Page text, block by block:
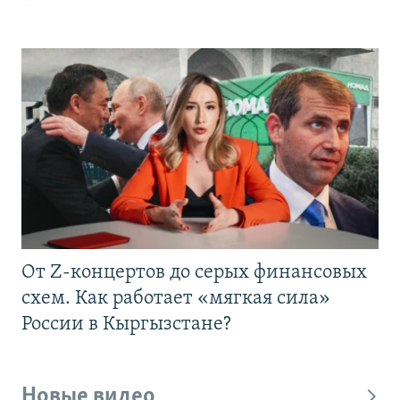
От Z-концертов до серых финансовых
схем. Как работает «мягкая сила»
России в Кыргызстане?